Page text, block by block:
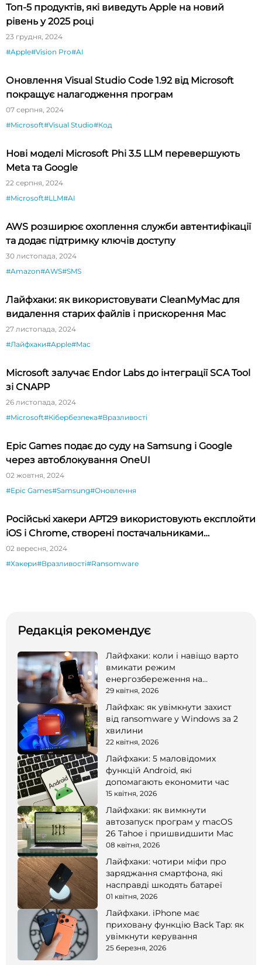
Топ-5 продуктів, які виведуть Apple на новий
рівень у 2025 році
23 грудня, 2024
#Apple#Vision Pro#AI
Оновлення Visual Studio Code 1.92 від Microsoft
покращує налагодження програм
07 серпня, 2024
#Microsoft#Visual Studio#Код
Нові моделі Microsoft Phi 3.5 LLM перевершують
Meta та Google
22 серпня, 2024
#Microsoft#LLM#AI
AWS розширює охоплення служби автентифікації
та додає підтримку ключів доступу
30 листопада, 2024
#Amazon#AWS#SMS
Лайфхаки: як використовувати CleanMyMac для
видалення старих файлів і прискорення Mac
27 листопада, 2024
#Лайфхаки#Apple#Mac
Microsoft залучає Endor Labs до інтеграції SCA Tool
зі CNAPP
26 листопада, 2024
#Microsoft#Кібербезпека#Вразливості
Epic Games подає до суду на Samsung і Google
через автоблокування OneUI
02 жовтня, 2024
#Epic Games#Samsung#Оновлення
Російські хакери APT29 використовують експлойти
iOS і Chrome, створені постачальниками
шпигунського ПЗ
02 вересня, 2024
#Хакери#Вразливості#Ransomware
Редакція рекомендує
Лайфхаки: коли і навіщо варто
вмикати режим
енергозбереження на
смартфоні
29 квітня, 2026
Лайфхак: як увімкнути захист
від ransomware у Windows за 2
хвилини
22 квітня, 2026
Лайфхаки: 5 маловідомих
функцій Android, які
допомагають економити час
15 квітня, 2026
Лайфхаки: як вимкнути
автозапуск програм у macOS
26 Tahoe і пришвидшити Mac
08 квітня, 2026
Лайфхаки: чотири міфи про
заряджання смартфона, які
насправді шкодять батареї
01 квітня, 2026
Лайфхаки. iPhone має
приховану функцію Back Tap: як
увімкнути керування
25 березня, 2026